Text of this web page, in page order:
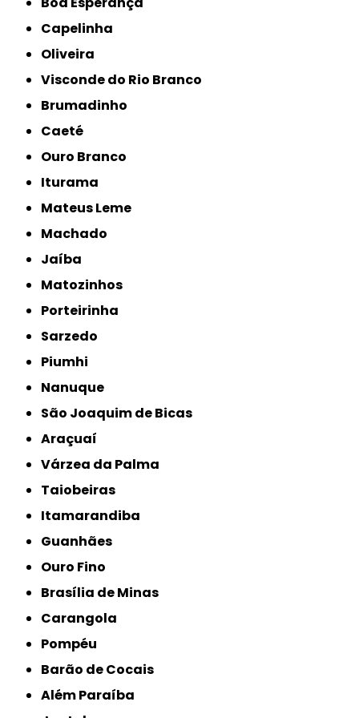
Capelinha
Oliveira
Visconde do Rio Branco
Brumadinho
Caeté
Ouro Branco
Iturama
Mateus Leme
Machado
Jaíba
Matozinhos
Porteirinha
Sarzedo
Piumhi
Nanuque
São Joaquim de Bicas
Araçuaí
Várzea da Palma
Taiobeiras
Itamarandiba
Guanhães
Ouro Fino
Brasília de Minas
Carangola
Pompéu
Barão de Cocais
Além Paraíba